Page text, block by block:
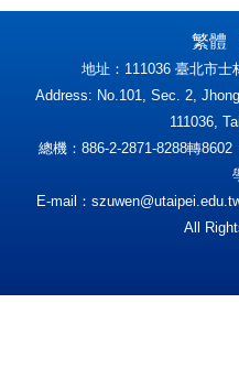
繁體
地址：111036 臺北
Address: No.101, Sec. 2,
111036,
總機：886-2-2871-8288轉
E-mail：
All